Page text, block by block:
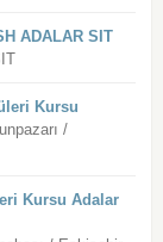
ADALAR SIT
Kursu
/
Kursu Adalar